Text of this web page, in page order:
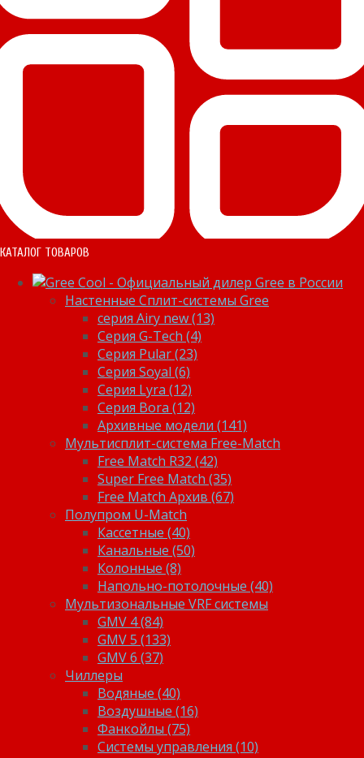
КАТАЛОГ ТОВАРОВ
Настенные Сплит-системы Gree
серия Airy new (13)
Серия G-Tech (4)
Серия Pular (23)
Cерия Soyal (6)
Серия Lyra (12)
Серия Bora (12)
Архивные модели (141)
Мультисплит-система Free-Match
Free Match R32 (42)
Super Free Match (35)
Free Match Архив (67)
Полупром U-Match
Кассетные (40)
Канальные (50)
Колонные (8)
Напольно-потолочные (40)
Мультизональные VRF системы
GMV 4 (84)
GMV 5 (133)
GMV 6 (37)
Чиллеры
Водяные (40)
Воздушные (16)
Фанкойлы (75)
Системы управления (10)